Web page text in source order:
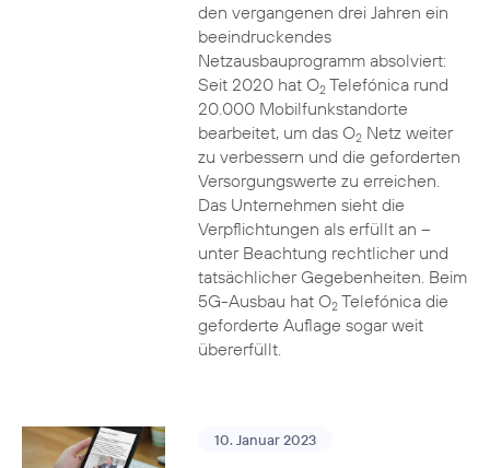
den vergangenen drei Jahren ein
beeindruckendes
Netzausbauprogramm absolviert:
Seit 2020 hat O2Telefónica rund
20.000 Mobilfunkstandorte
bearbeitet, um das O2Netz weiter
zu verbessern und die geforderten
Versorgungswerte zu erreichen.
Das Unternehmen sieht die
Verpflichtungen als erfüllt an –
unter Beachtung rechtlicher und
tatsächlicher Gegebenheiten. Beim
5G-Ausbau hat O2Telefónica die
geforderte Auflage sogar weit
übererfüllt.
10. Januar 2023